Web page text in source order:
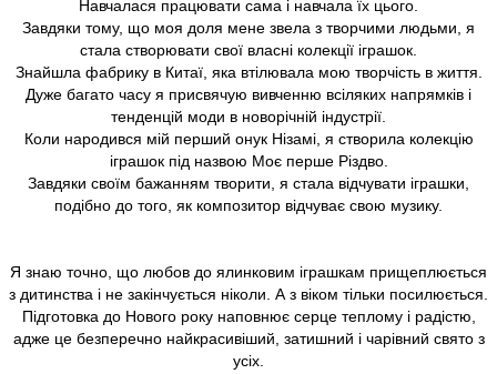
Навчалася працювати сама і навчала їх цього.
Завдяки тому, що моя доля мене звела з творчими людьми, я
стала створювати свої власні колекції іграшок.
Знайшла фабрику в Китаї, яка втілювала мою творчість в життя.
Дуже багато часу я присвячую вивченню всіляких напрямків і
тенденцій моди в новорічній індустрії.
Коли народився мій перший онук Нізамі, я створила колекцію
іграшок під назвою Моє перше Різдво.
Завдяки своїм бажанням творити, я стала відчувати іграшки,
подібно до того, як композитор відчуває свою музику.
Я знаю точно, що любов до ялинковим іграшкам прищеплюється
з дитинства і не закінчується ніколи. А з віком тільки посилюється.
Підготовка до Нового року наповнює серце теплому і радістю,
адже це безперечно найкрасивіший, затишний і чарівний свято з
усіх.